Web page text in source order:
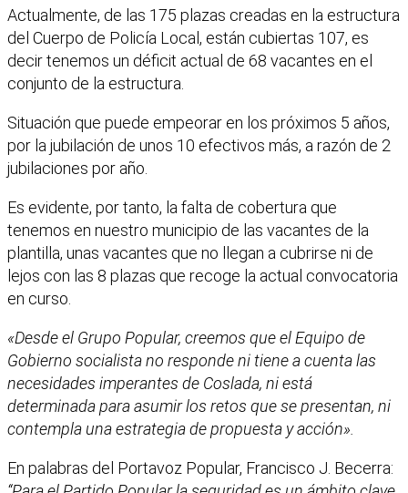
Actualmente, de las 175 plazas creadas en la estructura
del Cuerpo de Policía Local, están cubiertas 107, es
decir tenemos un déficit actual de 68 vacantes en el
conjunto de la estructura.
Situación que puede empeorar en los próximos 5 años,
por la jubilación de unos 10 efectivos más, a razón de 2
jubilaciones por año.
Es evidente, por tanto, la falta de cobertura que
tenemos en nuestro municipio de las vacantes de la
plantilla, unas vacantes que no llegan a cubrirse ni de
lejos con las 8 plazas que recoge la actual convocatoria
en curso.
«Desde el Grupo Popular, creemos que el Equipo de
Gobierno socialista no responde ni tiene a cuenta las
necesidades imperantes de Coslada, ni está
determinada para asumir los retos que se presentan, ni
contempla una estrategia de propuesta y acción».
En palabras del Portavoz Popular, Francisco J. Becerra: